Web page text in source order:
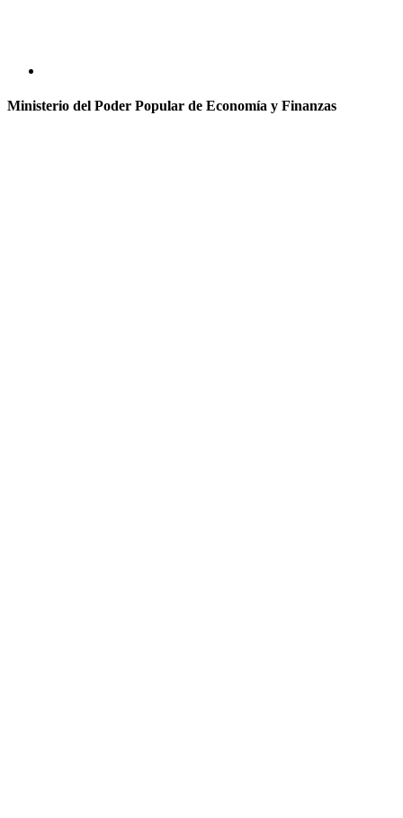
Ministerio del Poder Popular de Economía y Finanzas